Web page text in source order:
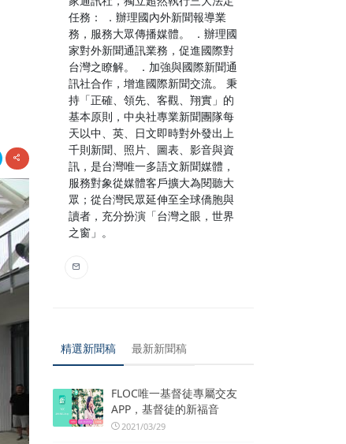
任務： ．辦理國內外新聞報導業
務，服務大眾傳播媒體。 ．辦理國
家對外新聞通訊業務，促進國際對
台灣之瞭解。 ．加強與國際新聞通
訊社合作，增進國際新聞交流。 秉
持「正確、領先、客觀、翔實」的
基本原則，中央社專業新聞團隊每
天以中、英、日文即時對外發出上
千則新聞、照片、圖表、影音與資
訊，是台灣唯一多語文新聞媒體，
服務對象從媒體客戶擴大為閱聽大
眾；從台灣民眾延伸至全球僑胞與
讀者，充分扮演「台灣之眼，世界
之窗」。
精選新聞稿 最新新聞稿
FLOC唯一基督徒專屬交友
APP，基督徒的新福音
2021/03/29